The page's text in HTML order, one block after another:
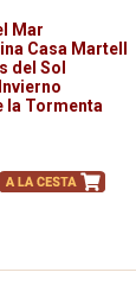
Mar
Casa Martell
del Sol
la Tormenta